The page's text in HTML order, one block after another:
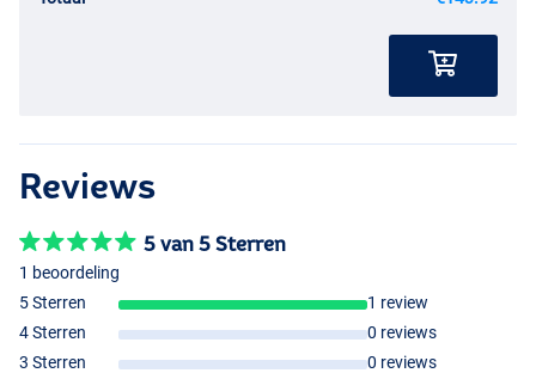
Reviews
5 van 5 Sterren
1 beoordeling
5 Sterren
1 review
4 Sterren
0 reviews
3 Sterren
0 reviews